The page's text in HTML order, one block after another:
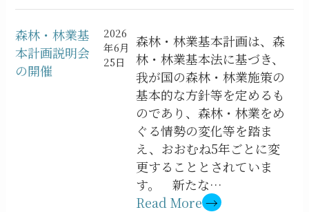
森林・林業基
本計画説明会
の開催
2026
年6月
25日
森林・林業基本計画は、森
林・林業基本法に基づき、
我が国の森林・林業施策の
基本的な方針等を定めるも
のであり、森林・林業をめ
ぐる情勢の変化等を踏ま
え、おおむね5年ごとに変
更することとされていま
す。 新たな…
Read More→